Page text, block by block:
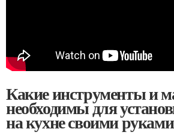
Какие инструменты и
необходимы для
на кухне своими руками